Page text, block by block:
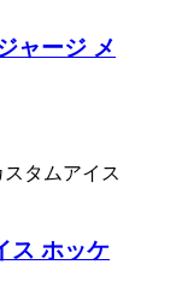
ャージ メ
ス ホッケ